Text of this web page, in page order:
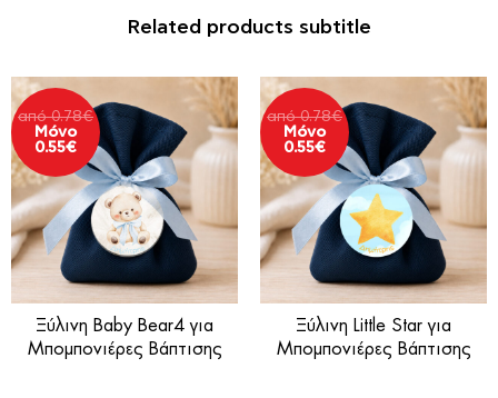
Related products subtitle
Ξύλινη Baby Bear4 για
Μπομπονιέρες Βάπτισης
από 0.78€
Μόνο
0.55€
Ξύλινη Little Star για
Μπομπονιέρες Βάπτισης
από 0.78€
Μόνο
0.55€